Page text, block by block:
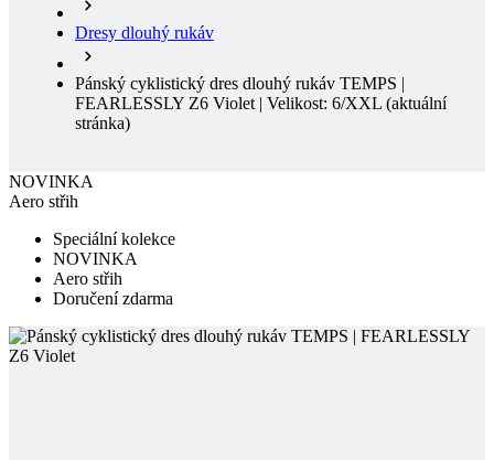
FEARLESSLY Z6 Violet | Velikost: 6/XXL
stránka)
NOVINKA
Aero střih
Aero střih
Doručení zdarma